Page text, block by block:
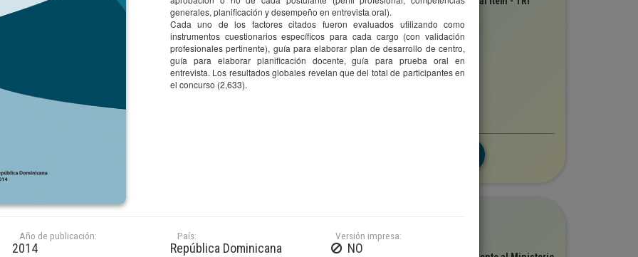
generales, planificación y desempeño en entrevista oral).
Cada uno de los factores citados fueron evaluados utilizando como
instrumentos cuestionarios específicos para cada cargo (con validación
profesionales pertinente), guía para elaborar plan de desarrollo de centro,
guía para elaborar planificación docente, guía para prueba oral en
entrevista. Los resultados globales revelan que del total de participantes en
el concurso (2,633).
Año de publicación:
2014
País:
República Dominicana
Versión impresa:
NO
de Evaluación e
Educativa
Autor(es)
Valdés Veloz, Héctor
Versión digital
Edición completa Investigación
Título